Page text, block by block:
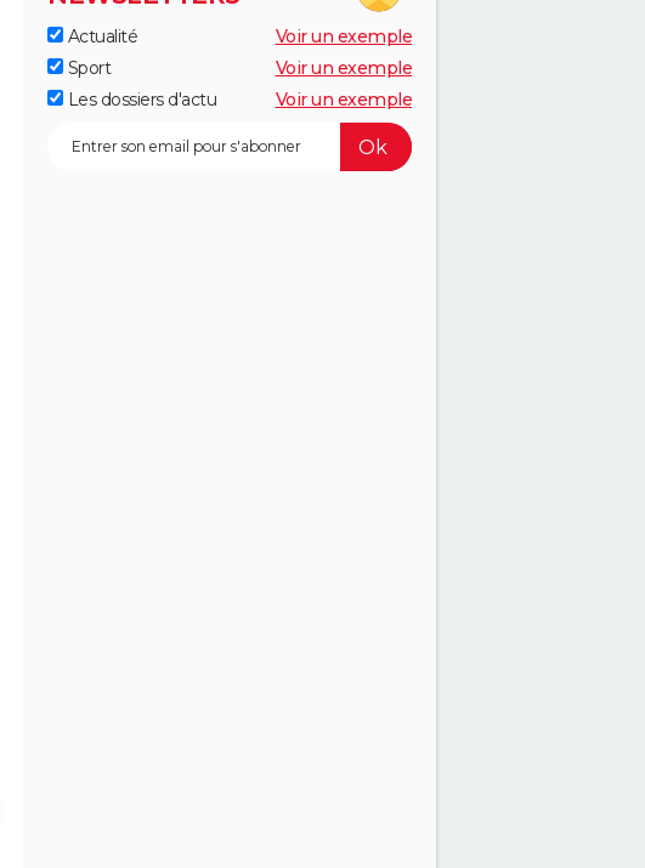
Actualité
Voir un exemple
Sport
Voir un exemple
Les dossiers d'actu
Voir un exemple